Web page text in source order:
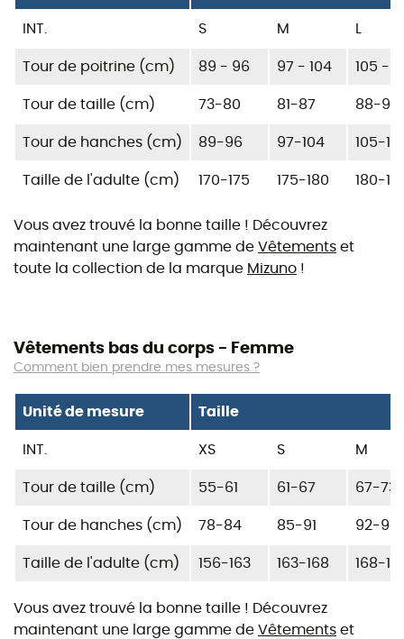
INT. S M L
Tour de poitrine (cm) 89 - 96 97 - 104 105 -
Tour de taille (cm) 73-80 81-87 88-96
Tour de hanches (cm) 89-96 97-104 105-112
Taille de l'adulte (cm) 170-175 175-180 180-
Vous avez trouvé la bonne taille ! Découvrez
maintenant une large gamme de Vêtements et
toute la collection de la marque Mizuno !
Vêtements bas du corps - Femme
Comment bien prendre mes mesures ?
Unité de mesure Taille
INT. XS S M
Tour de taille (cm) 55-61 61-67 67-73
Tour de hanches (cm) 78-84 85-91 92-98
Taille de l'adulte (cm) 156-163 163-168 168-
Vous avez trouvé la bonne taille ! Découvrez
maintenant une large gamme de Vêtements et